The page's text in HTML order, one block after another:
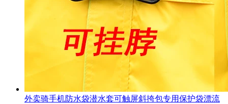
外卖骑手机防水袋潜水套可触屏斜挎包专用保护袋漂流